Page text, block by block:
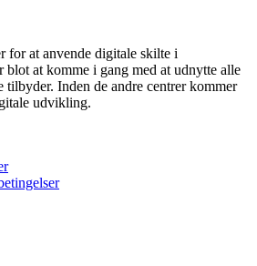
for at anvende digitale skilte i
blot at komme i gang med at udnytte alle
tilbyder. Inden de andre centrer kommer
udvikling.